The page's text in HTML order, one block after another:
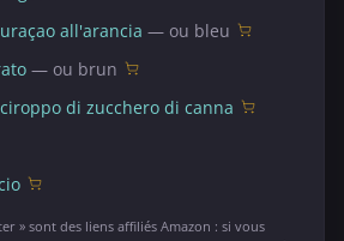
all'arancia — ou bleu
— ou brun
di zucchero di canna
» sont des liens affiliés Amazon : si vous